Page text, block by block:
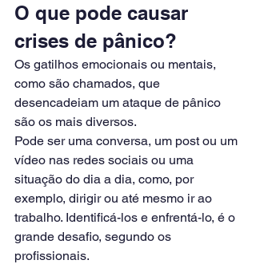
O que pode causar
crises de pânico?
Os gatilhos emocionais ou mentais,
como são chamados, que
desencadeiam um ataque de pânico
são os mais diversos.
Pode ser uma conversa, um post ou um
vídeo nas redes sociais ou uma
situação do dia a dia, como, por
exemplo, dirigir ou até mesmo ir ao
trabalho. Identificá-los e enfrentá-lo, é o
grande desafio, segundo os
profissionais.